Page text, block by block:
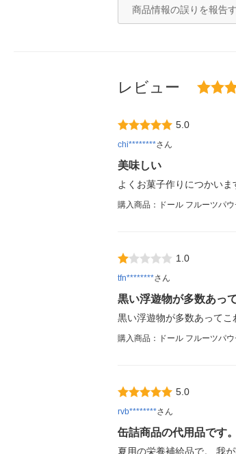
商品情報の誤りを報告
レビュー
5.0
chi********さん
美味しい
よくお菓子作りにつかいま
購入商品：ドール フルーツパ
1.0
tfn********さん
黒い浮遊物が多数あっ
黒い浮遊物が多数あってこ
購入商品：ドール フルーツパ
5.0
rvb********さん
缶詰商品の代用品です。
夏用の栄養補給品で。 我